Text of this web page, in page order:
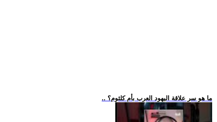
.. ما هو سر علاقة اليهود العرب بأم كلثوم؟